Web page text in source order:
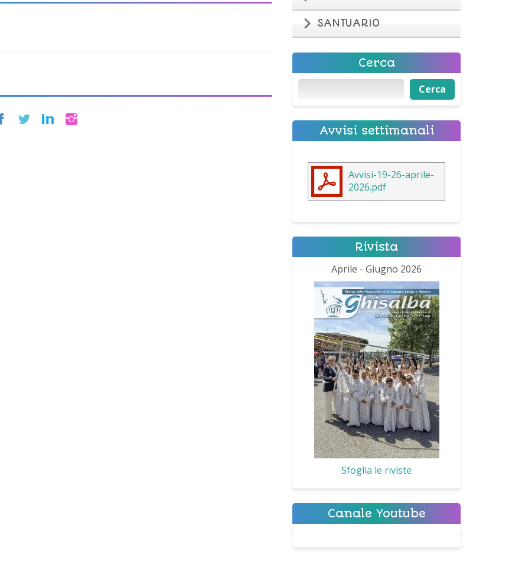
SANTUARIO
Cerca
Cerca
Avvisi settimanali
Avvisi-19-26-aprile-
2026.pdf
Rivista
Aprile - Giugno 2026
Sfoglia le riviste
Canale Youtube